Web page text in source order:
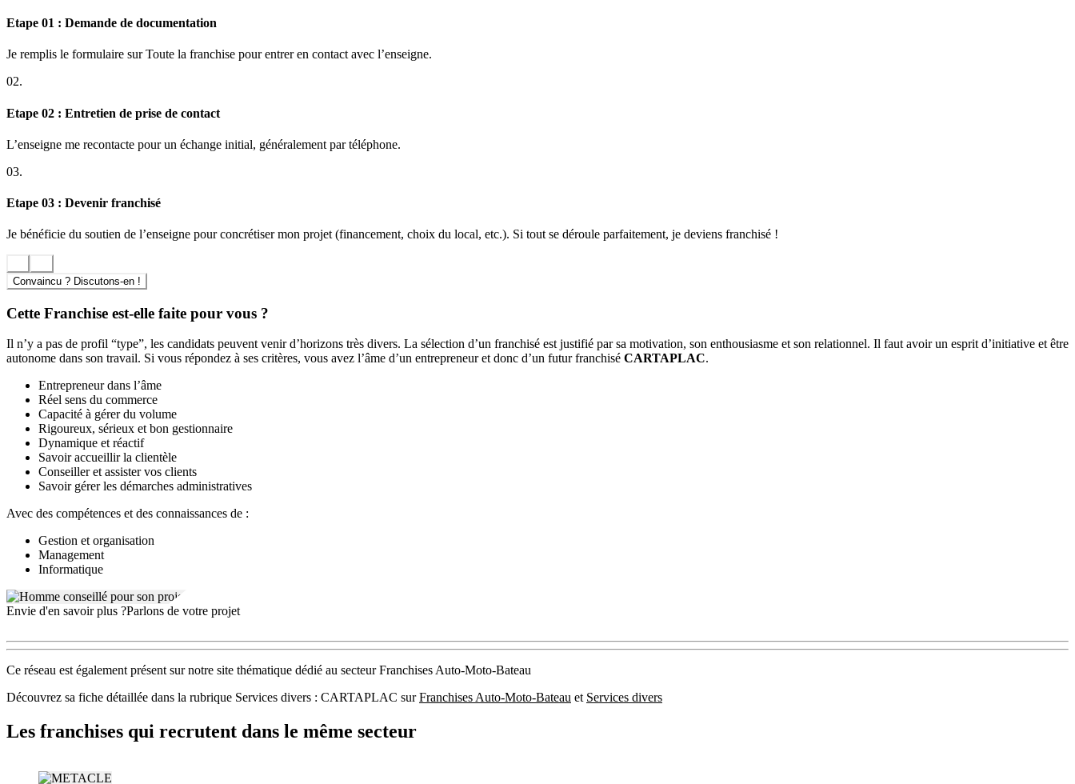
Etape 01 : Demande de documentation
Je remplis le formulaire sur Toute la franchise pour entrer en contact avec l’enseigne.
02.
Etape 02 : Entretien de prise de contact
L’enseigne me recontacte pour un échange initial, généralement par téléphone.
03.
Etape 03 : Devenir franchisé
Je bénéficie du soutien de l’enseigne pour concrétiser mon projet (financement, choix du local, etc.). Si tout se déroule parfaitement, je deviens franchisé !
Convaincu ? Discutons-en !
Cette Franchise est-elle faite pour vous ?
Il n’y a pas de profil “type”, les candidats peuvent venir d’horizons très divers. La sélection d’un franchisé est justifié par sa motivation, son enthousiasme et son relationnel. Il faut avoir un esprit d’initiative et être
autonome dans son travail. Si vous répondez à ses critères, vous avez l’âme d’un entrepreneur et donc d’un futur franchisé CARTAPLAC.
Entrepreneur dans l’âme
Réel sens du commerce
Capacité à gérer du volume
Rigoureux, sérieux et bon gestionnaire
Dynamique et réactif
Savoir accueillir la clientèle
Conseiller et assister vos clients
Savoir gérer les démarches administratives
Avec des compétences et des connaissances de :
Gestion et organisation
Management
Informatique
Envie d'en savoir plus ?Parlons de votre projet
Ce réseau est également présent sur notre site thématique dédié au secteur Franchises Auto-Moto-Bateau
Découvrez sa fiche détaillée dans la rubrique Services divers : CARTAPLAC surFranchises Auto-Moto-Bateau et Services divers
Les franchises qui recrutent dans le même secteur